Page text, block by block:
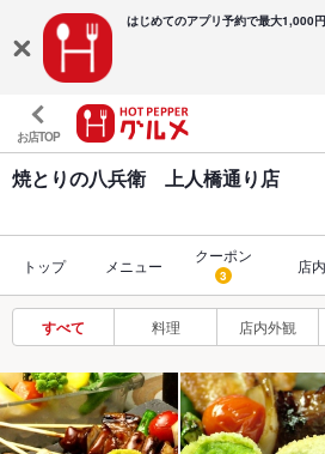
はじめてのアプリ予約で最大1,000
お店TOP
焼とりの八兵衛 上人橋通り店
トップ メニュー
クーポン
3 店内
すべて 料理 店内外観